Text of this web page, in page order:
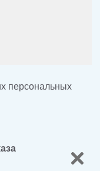
персональных